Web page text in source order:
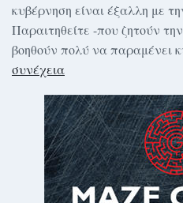
κυβέρνηση είναι έξαλλη με
Παραιτηθείτε -που ζητούν
βοηθούν πολύ να παραμένει
συνέχεια